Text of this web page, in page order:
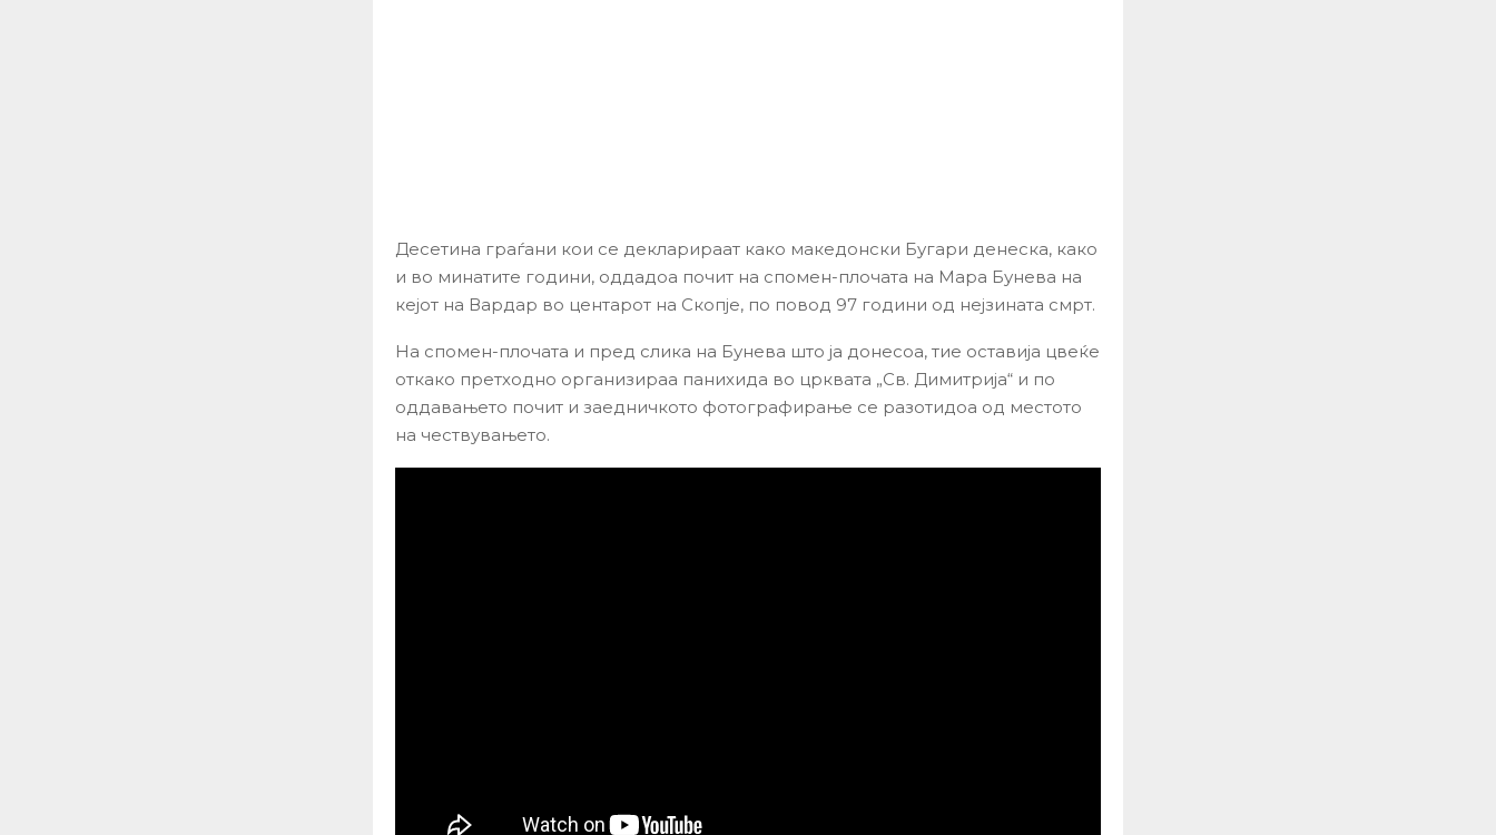
Десетина граѓани кои се декларираат како македонски Бугари денеска, како
и во минатите години, оддадоа почит на спомен-плочата на Мара Бунева на
кејот на Вардар во центарот на Скопје, по повод 97 години од нејзината смрт.
На спомен-плочата и пред слика на Бунева што ја донесоа, тие оставија цвеќе
откако претходно организираа панихида во црквата „Св. Димитрија“ и по
оддавањето почит и заедничкото фотографирање се разотидоа од местото
на чествувањето.